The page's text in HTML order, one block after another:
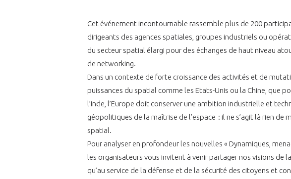
Cet événement incontournable rassemble plus de 200
dirigeants des agences spatiales, groupes industriels ou
du secteur spatial élargi pour des échanges de haut niveau
de networking.
Dans un contexte de forte croissance des activités et de
puissances du spatial comme les Etats-Unis ou la Chine, que
l’Inde, l’Europe doit conserver une ambition industrielle et
géopolitiques de la maîtrise de l’espace : il ne s’agit là rien
spatial.
Pour analyser en profondeur les nouvelles « Dynamiques,
les organisateurs vous invitent à venir partager nos visions
qu’au service de la défense et de la sécurité des citoyens et
VOUS ÊTES
ADHÉRENTS